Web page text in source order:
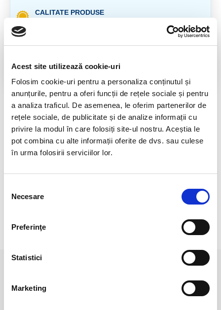
Acest site utilizează cookie-uri
Folosim cookie-uri pentru a personaliza conținutul și
anunțurile, pentru a oferi funcții de rețele sociale și pentru
a analiza traficul. De asemenea, le oferim partenerilor de
rețele sociale, de publicitate și de analize informații cu
privire la modul în care folosiți site-ul nostru. Aceștia le
pot combina cu alte informații oferite de dvs. sau culese
în urma folosirii serviciilor lor.
consimțământului
Necesare
Preferinţe
Statistici
Marketing
CALITATE PRODUSE
pentru toate produsele
DESCRIERE PRODUS
Cristal natural 100 %.
Cristal Unicat. Veti primi exact produsul din imagine.
mobilului/tabletei/laptopului dumneavoastra.
RECENZII CLIENTI